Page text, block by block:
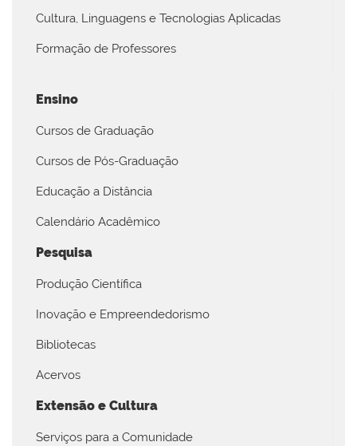
Cultura, Linguagens e Tecnologias Aplicadas
Formação de Professores
Ensino
Cursos de Graduação
Cursos de Pós-Graduação
Educação a Distância
Calendário Acadêmico
Pesquisa
Produção Científica
Inovação e Empreendedorismo
Bibliotecas
Acervos
Extensão e Cultura
Serviços para a Comunidade